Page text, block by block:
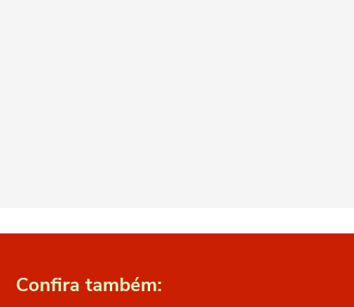
Confira também: